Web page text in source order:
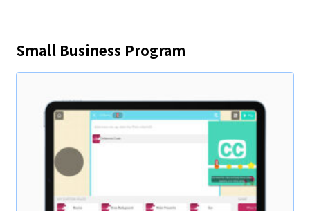
Small Business Program